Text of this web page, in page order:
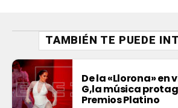
TAMBIÉN TE PUEDE
De la «Llorona» en
G,la música
Premios Platino